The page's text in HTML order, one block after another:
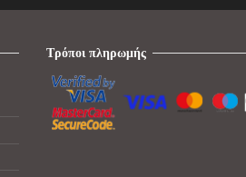
Τρόποι πληρωμής